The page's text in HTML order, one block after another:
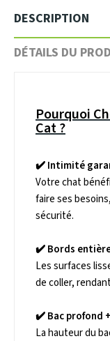
DESCRIPTION
DÉTAILS DU
Pourquoi
Cat ?
✔️Intimité
Votre chat
faire ses
sécurité.
✔️Bords
Les surfaces
de coller,
✔️Bac profond
La hauteur du